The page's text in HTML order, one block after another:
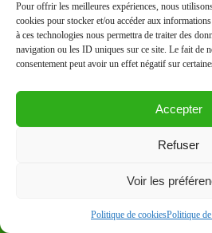
Pour offrir les meilleures expériences, nous
cookies pour stocker et/ou accéder aux
à ces technologies nous permettra de traiter des
navigation ou les ID uniques sur ce site. Le fait de
consentement peut avoir un effet négatif sur
Accepter
Refuser
Voir les
Politique de cookiesPolitique
Politique de